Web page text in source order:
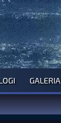
GALERIA